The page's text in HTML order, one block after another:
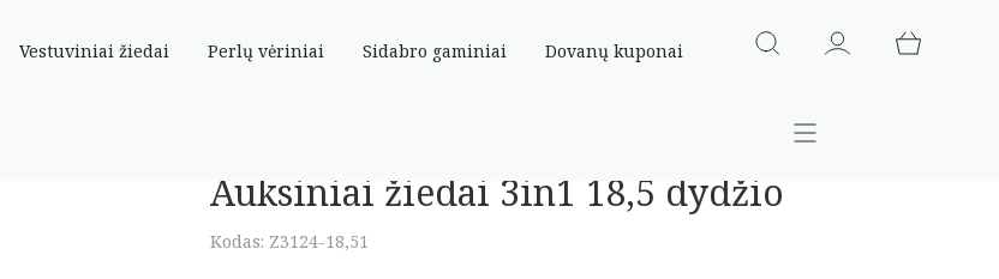
Vestuviniai žiedai Perlų vėriniai Sidabro gaminiai Dovanų kuponai
Auksiniai žiedai 3in1 18,5 dydžio
Kodas: Z3124-18,51